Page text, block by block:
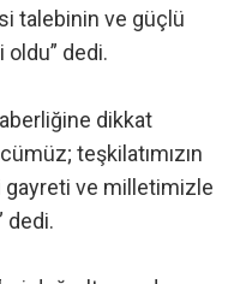
talebinin ve güçlü
oldu” dedi.
dikkat
teşkilatımızın
gayreti ve milletimizle
dedi.